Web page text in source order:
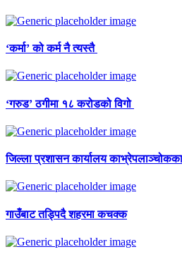
‘कर्मा’ को कर्म नै त्यस्तै
‘गरुड’ ठगीमा १८ करोडको विगो
जिल्ला प्रशासन कार्यालय
गाउँबाट तड्पिदै शहरमा कचक्क